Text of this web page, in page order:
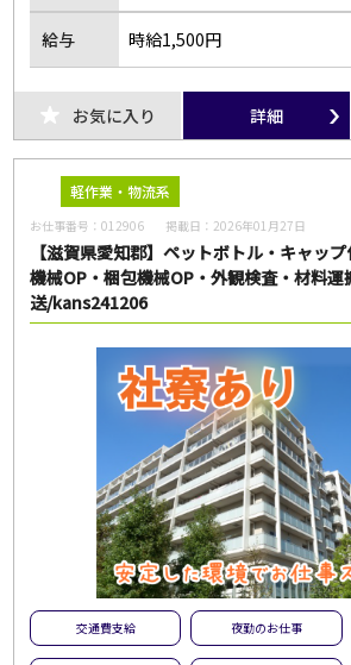
給与 時給1,500円
お気に入り 詳細
軽作業・物流系
お仕事番号：012906 掲載日： 2026年01月27日
【滋賀県愛知郡】ペットボトル・キャッ
機械OP・梱包機械OP・外観検査・材料
送/kans241206
交通費支給 夜勤のお仕事